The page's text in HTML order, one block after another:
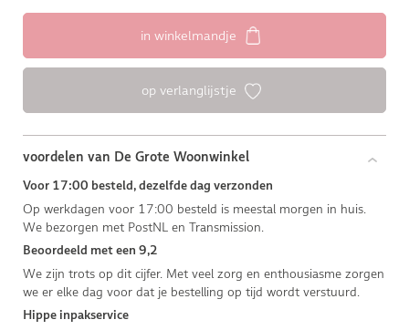
in winkelmandje
op verlanglijstje
voordelen van De Grote Woonwinkel
Voor 17:00 besteld, dezelfde dag verzonden
Op werkdagen voor 17:00 besteld is meestal morgen in huis.
We bezorgen met PostNL en Transmission.
Beoordeeld met een 9,2
We zijn trots op dit cijfer. Met veel zorg en enthousiasme zorgen
we er elke dag voor dat je bestelling op tijd wordt verstuurd.
Hippe inpakservice